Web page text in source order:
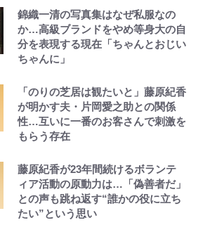
錦織一清の写真集はなぜ私服なの
か…高級ブランドをやめ等身大の自
分を表現する現在「ちゃんとおじい
ちゃんに」
「のりの芝居は観たいと」藤原紀香
が明かす夫・片岡愛之助との関係
性…互いに一番のお客さんで刺激を
もらう存在
藤原紀香が23年間続けるボランテ
ィア活動の原動力は…「偽善者だ」
との声も跳ね返す“誰かの役に立ち
たい”という思い
千葉雄大、ほっそりイケメン近影に
「顔パンパンだったのに」反響 視
聴者が想った激変の納得理由
の再会にデレデレ…顔出し公開
「愛が足りない」不満を漏らしてい
た過去も
骨・肋骨くっきりトレ姿に「痩せ過
ぎてませんか」心配の声も 夫・黒
木啓司にはDV巡る逮捕報道
｢なんじゃこりゃあああ！｣本田圭
佑の古巣ミラン、漆黒×蛍光レッド
の超絶クールな新サードユニに世界
が熱狂｢サードなのにズルい｣｢こり
｢最後の1枚…ワルぃゎ〜｣鈴木優磨
が激勝翌日に写真12枚投稿→渾身
の“煽りショット”に興奮！｢最後の
ことどんだけ好きなんよｗ｣
｢知念さんを煽ってたのと同じ
人？｣鹿島・鈴木優磨、大逆転勝利
公式-ヒロインが来る前に妊娠しま
した~詰んだはずの悪役令嬢です
が、どうやら違うようです~ 第1話
で、もふもふ従者(聖獣)とおにぎり
を握る 第53話(1)
公式-おっさん底辺治癒士と愛娘の
覚醒して、英雄へ成り上がる~ 第82
話(1)
空の轍と大地の雲と 第1回
レビュー『仮面家族』悠木シュン・
【知ってる？「日本本土四極踏破証
明書」】広島から本州4島の最南端
へ「ドライブがてら行ってみた」意
外な結果！「車中泊レポート」
荒々しい「火山帯」の一端にいるこ
とを体感！ 登頂約10分でも大迫力
「吾妻小富士」火口を1周する「1
時間半ハイキング」パノラマ絶景レ
「電気風呂の数は全国一」温泉じゃ
ないのに大満足！ 上高地帰りに寄
りたい「林檎の湯屋 おぶ～」【山
えびめしの流儀
でっかい男になりたいゾ
「自分の絵ごと、このジャンルはそ
ろそろ終わりかな」江口寿史が炎上
を経て樋口毅宏に語ったこと
『この素晴らしい世界に祝福を！』
10万針以上の密度で再現された“め
ぐみん刺繍ワークシャツ”にファン
も感動
映画『ちいかわ』入場者特典「第２
弾」がスタート！まさかの人気アイ
テムに称賛続々「豪華すぎる！」